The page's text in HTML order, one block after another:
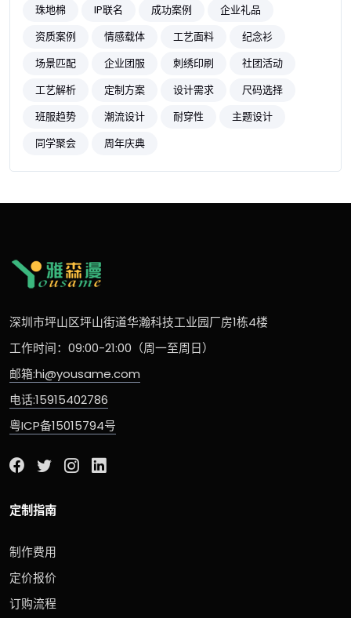
珠地棉
IP联名 成功案例
企业礼品
资质案例
情感载体 工艺面料
纪念衫
场景匹配
企业团服 刺绣印刷
社团活动
工艺解析
定制方案 设计需求
尺码选择
班服趋势
潮流设计 耐穿性
主题设计
同学聚会
周年庆典
深圳市坪山区坪山街道华瀚科技工业园厂房1栋4楼
工作时间：09:00-21:00（周一至周日）
邮箱:hi@yousame.com
电话:15915402786
粤ICP备15015794号
定制指南
制作费用
定价报价
订购流程